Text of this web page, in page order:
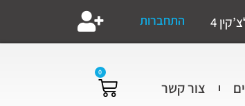
4 התחברות
צור קשר
0